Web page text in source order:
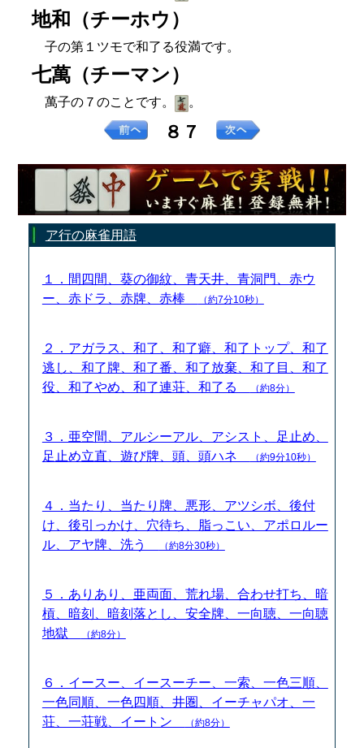
地和（チーホウ）
子の第１ツモで和了る役満です。
七萬（チーマン）
萬子の７のことです。 。
８７
ア行の麻雀用語
１．間四間、葵の御紋、青天井、青洞門、赤ウ
ー、赤ドラ、赤牌、赤棒
（約7分10秒）
２．アガラス、和了、和了癖、和了トップ、和了
逃し、和了牌、和了番、和了放棄、和了目、和了
役、和了やめ、和了連荘、和了る
（約8分）
３．亜空間、アルシーアル、アシスト、足止め、
足止め立直、遊び牌、頭、頭ハネ
（約9分10秒）
４．当たり、当たり牌、悪形、アツシボ、後付
け、後引っかけ、穴待ち、脂っこい、アポロルー
ル、アヤ牌、洗う
（約8分30秒）
５．ありあり、亜両面、荒れ場、合わせ打ち、暗
槓、暗刻、暗刻落とし、安全牌、一向聴、一向聴
地獄
（約8分）
６．イースー、イースーチー、一索、一色三順、
一色同順、一色四順、井圏、イーチャパオ、一
荘、一荘戦、イートン
（約8分）